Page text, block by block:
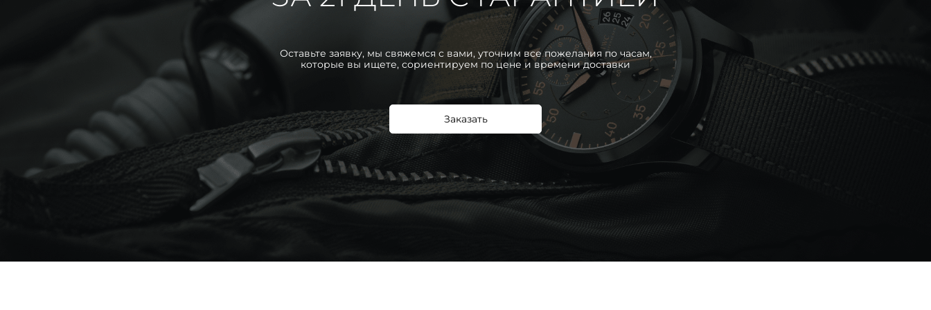
Оставьте заявку, мы свяжемся с вами, уточним все пожелания по часам,
которые вы ищете, сориентируем по цене и времени доставки
Заказать